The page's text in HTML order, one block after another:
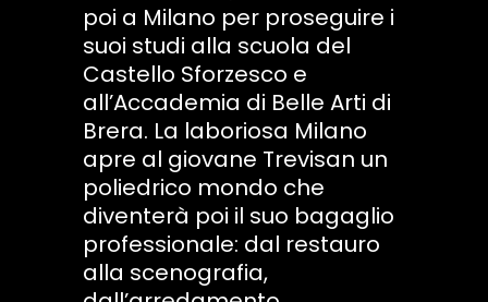
poi a Milano per proseguire i
suoi studi alla scuola del
Castello Sforzesco e
all’Accademia di Belle Arti di
Brera. La laboriosa Milano
apre al giovane Trevisan un
poliedrico mondo che
diventerà poi il suo bagaglio
professionale: dal restauro
alla scenografia,